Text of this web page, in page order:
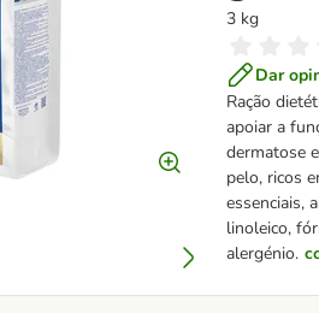
3 kg
Dar
Ração
apoiar a
dermatose
pelo, ricos
essenciais,
linoleico,
alergénio.